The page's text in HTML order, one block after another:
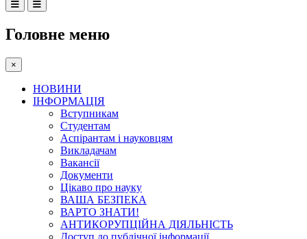
Головне меню
×
НОВИНИ
ІНФОРМАЦІЯ
Вступникам
Студентам
Аспірантам і науковцям
Викладачам
Вакансії
Документи
Цікаво про науку
ВАША БЕЗПЕКА
ВАРТО ЗНАТИ!
АНТИКОРУПЦІЙНА ДІЯЛЬНІСТЬ
Доступ до публічної інформації